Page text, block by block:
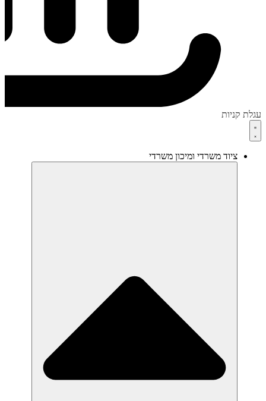
עגלת קניות
ציוד משרדי ומיכון משרדי